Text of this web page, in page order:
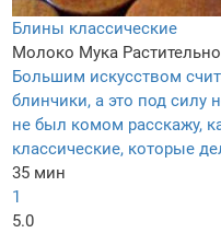
Блины классические
Молоко Мука
Большим искусством
блинчики, а это под
не был комом расскажу,
классические, которые
35 мин
1
5.0